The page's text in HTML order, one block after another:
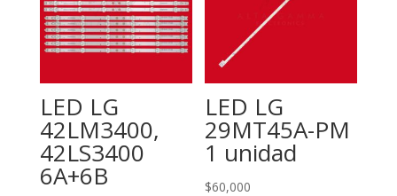
LED LG
42LM3400,
42LS3400
6A+6B
LED LG
29MT45A-PM
1 unidad
$60,000